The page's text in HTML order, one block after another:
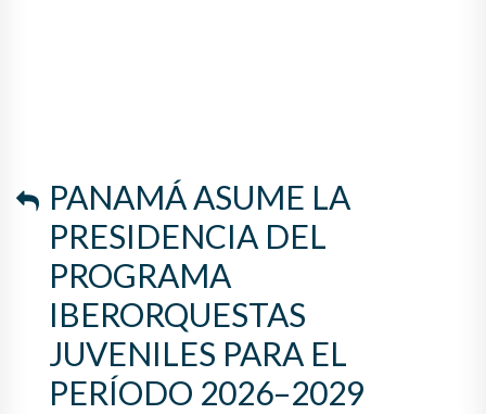
PANAMÁ ASUME LA
PRESIDENCIA DEL
PROGRAMA
IBERORQUESTAS
JUVENILES PARA EL
PERÍODO 2026–2029